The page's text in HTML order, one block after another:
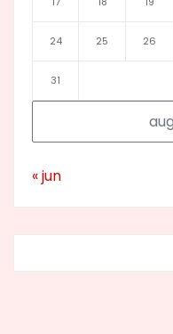
24 25 26
31
« jun